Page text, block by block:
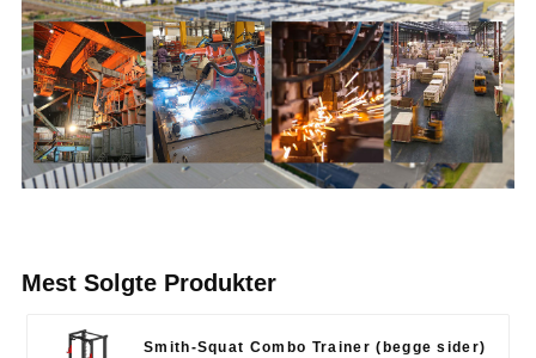
Mest Solgte Produkter
Smith-Squat Combo Trainer (begge sider)